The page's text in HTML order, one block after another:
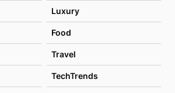
Luxury
Food
Travel
TechTrends